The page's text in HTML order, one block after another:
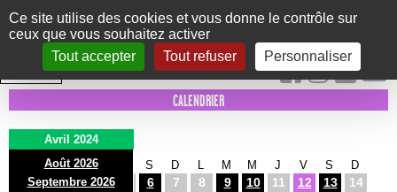
Panneau de gestion des cookies
Ce site utilise des cookies et vous donne le contrôle sur
ceux que vous souhaitez activer
Tout accepter
Tout refuser Personnaliser
Le Marni
CONCERTS DANSE/CIRQUE THÉÂTRE KIDS EXPOS EVENTS
INTRA MUROS
CALENDRIER
Avril 2024
Août 2026
Septembre 2026
M
2
M
3
J
4
S
6
D
7 8
M
9
M
10
J
11
V
12
S
13
D
14